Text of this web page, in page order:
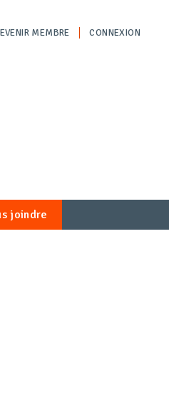
MEMBRE CONNEXION
joindre